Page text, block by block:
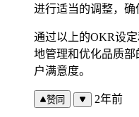
进行适当的调整，确
通过以上的OKR设
地管理和优化品质
户满意度。
赞同 2年前